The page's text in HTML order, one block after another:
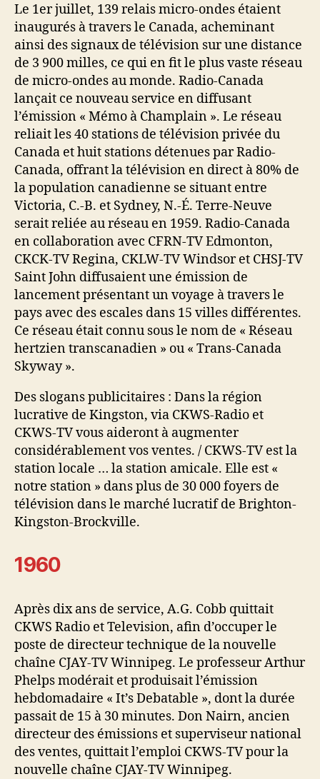
Le 1er juillet, 139 relais micro-ondes étaient
inaugurés à travers le Canada, acheminant
ainsi des signaux de télévision sur une distance
de 3 900 milles, ce qui en fit le plus vaste réseau
de micro-ondes au monde. Radio-Canada
lançait ce nouveau service en diffusant
l’émission « Mémo à Champlain ». Le réseau
reliait les 40 stations de télévision privée du
Canada et huit stations détenues par Radio-
Canada, offrant la télévision en direct à 80% de
la population canadienne se situant entre
Victoria, C.-B. et Sydney, N.-É. Terre-Neuve
serait reliée au réseau en 1959. Radio-Canada
en collaboration avec CFRN-TV Edmonton,
CKCK-TV Regina, CKLW-TV Windsor et CHSJ-TV
Saint John diffusaient une émission de
lancement présentant un voyage à travers le
pays avec des escales dans 15 villes différentes.
Ce réseau était connu sous le nom de « Réseau
hertzien transcanadien » ou « Trans-Canada
Skyway ».
Des slogans publicitaires : Dans la région
lucrative de Kingston, via CKWS-Radio et
CKWS-TV vous aideront à augmenter
considérablement vos ventes. / CKWS-TV est la
station locale … la station amicale. Elle est «
notre station » dans plus de 30 000 foyers de
télévision dans le marché lucratif de Brighton-
Kingston-Brockville.
1960
Après dix ans de service, A.G. Cobb quittait
CKWS Radio et Television, afin d’occuper le
poste de directeur technique de la nouvelle
chaîne CJAY-TV Winnipeg. Le professeur Arthur
Phelps modérait et produisait l’émission
hebdomadaire « It’s Debatable », dont la durée
passait de 15 à 30 minutes. Don Nairn, ancien
directeur des émissions et superviseur national
des ventes, quittait l’emploi CKWS-TV pour la
nouvelle chaîne CJAY-TV Winnipeg.